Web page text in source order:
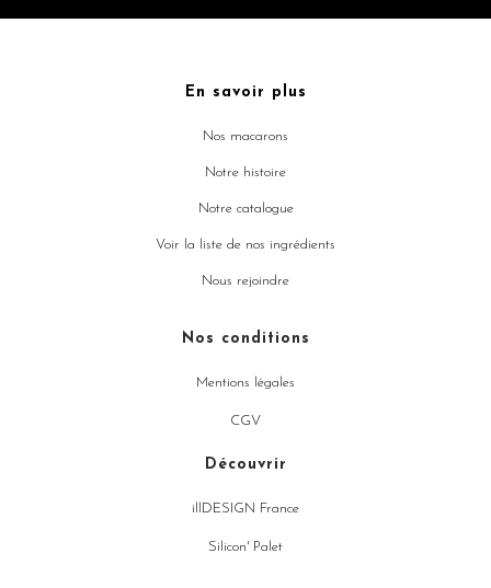
En savoir plus
Nos macarons
Notre histoire
Notre catalogue
Voir la liste de nos ingrédients
Nous rejoindre
Nos conditions
Mentions légales
CGV
Découvrir
illDESIGN France
Silicon' Palet